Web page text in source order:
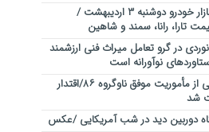
وضعیت بازار خودرو دوشنبه ۳ اردیبهشت /
تارا، رانا، سمند و شاهین
در گرو تعامل میراث فنی ارزشمند
نوآورانه است
ناگفته‌هایی از مأموریت موفق ناوگروه ۸۶/اقتدار
شد
دوربین دید در شب آمریکایی /عکس